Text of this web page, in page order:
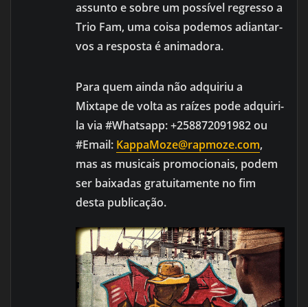
assunto e sobre um possível regresso a
Trio Fam, uma coisa podemos adiantar-
vos a resposta é animadora.
Para quem ainda não adquiriu a
Mixtape de volta as raízes pode adquiri-
la via #Whatsapp: +258872091982 ou
#Email: KappaMoze@rapmoze.com,
mas as musicais promocionais, podem
ser baixadas gratuitamente no fim
desta publicação.